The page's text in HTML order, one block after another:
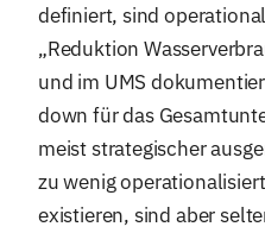
definiert, sind
„Reduktion
und im UMS
down für das
meist strategischer
zu wenig
existieren, sind aber